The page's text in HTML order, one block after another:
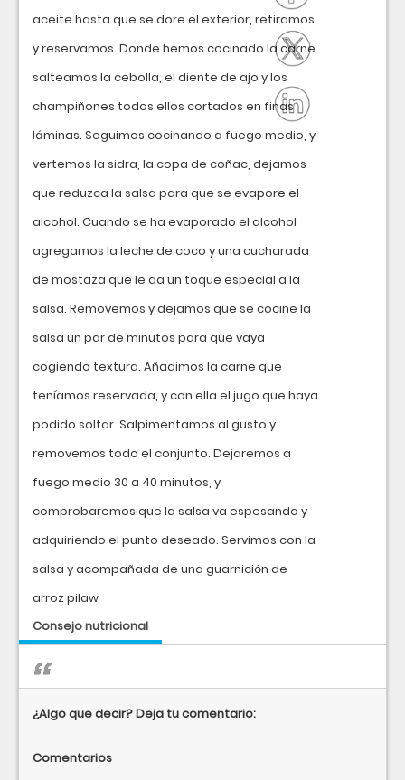
aceite hasta que se dore el exterior, retiramos
y reservamos. Donde hemos cocinado la carne
salteamos la cebolla, el diente de ajo y los
champiñones todos ellos cortados en finas
láminas. Seguimos cocinando a fuego medio, y
vertemos la sidra, la copa de coñac, dejamos
que reduzca la salsa para que se evapore el
alcohol. Cuando se ha evaporado el alcohol
agregamos la leche de coco y una cucharada
de mostaza que le da un toque especial a la
salsa. Removemos y dejamos que se cocine la
salsa un par de minutos para que vaya
cogiendo textura. Añadimos la carne que
teníamos reservada, y con ella el jugo que haya
podido soltar. Salpimentamos al gusto y
removemos todo el conjunto. Dejaremos a
fuego medio 30 a 40 minutos, y
comprobaremos que la salsa va espesando y
adquiriendo el punto deseado. Servimos con la
salsa y acompañada de una guarnición de
arroz pilaw
Consejo nutricional
¿Algo que decir? Deja tu comentario:
Comentarios